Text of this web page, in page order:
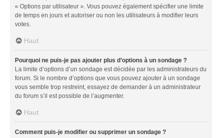
« Options par utilisateur ». Vous pouvez également spécifier une limite
de temps en jours et autoriser ou non les utilisateurs à modifier leurs
votes.
Haut
Pourquoi ne puis-je pas ajouter plus d’options à un sondage ?
La limite d’options d’un sondage est décidée par les administrateurs du
forum. Si le nombre d’options que vous pouvez ajouter à un sondage
vous semble trop restreint, essayez de demander à un administrateur
du forum s’il est possible de l’augmenter.
Haut
Comment puis-je modifier ou supprimer un sondage ?